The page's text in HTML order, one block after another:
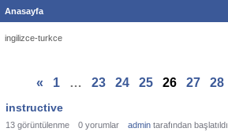
Anasayfa
ingilizce-turkce
« 1 … 23 24 25 26 27 28
instructive
13 görüntülenme 0 yorumlar admin tarafından başlatıldı